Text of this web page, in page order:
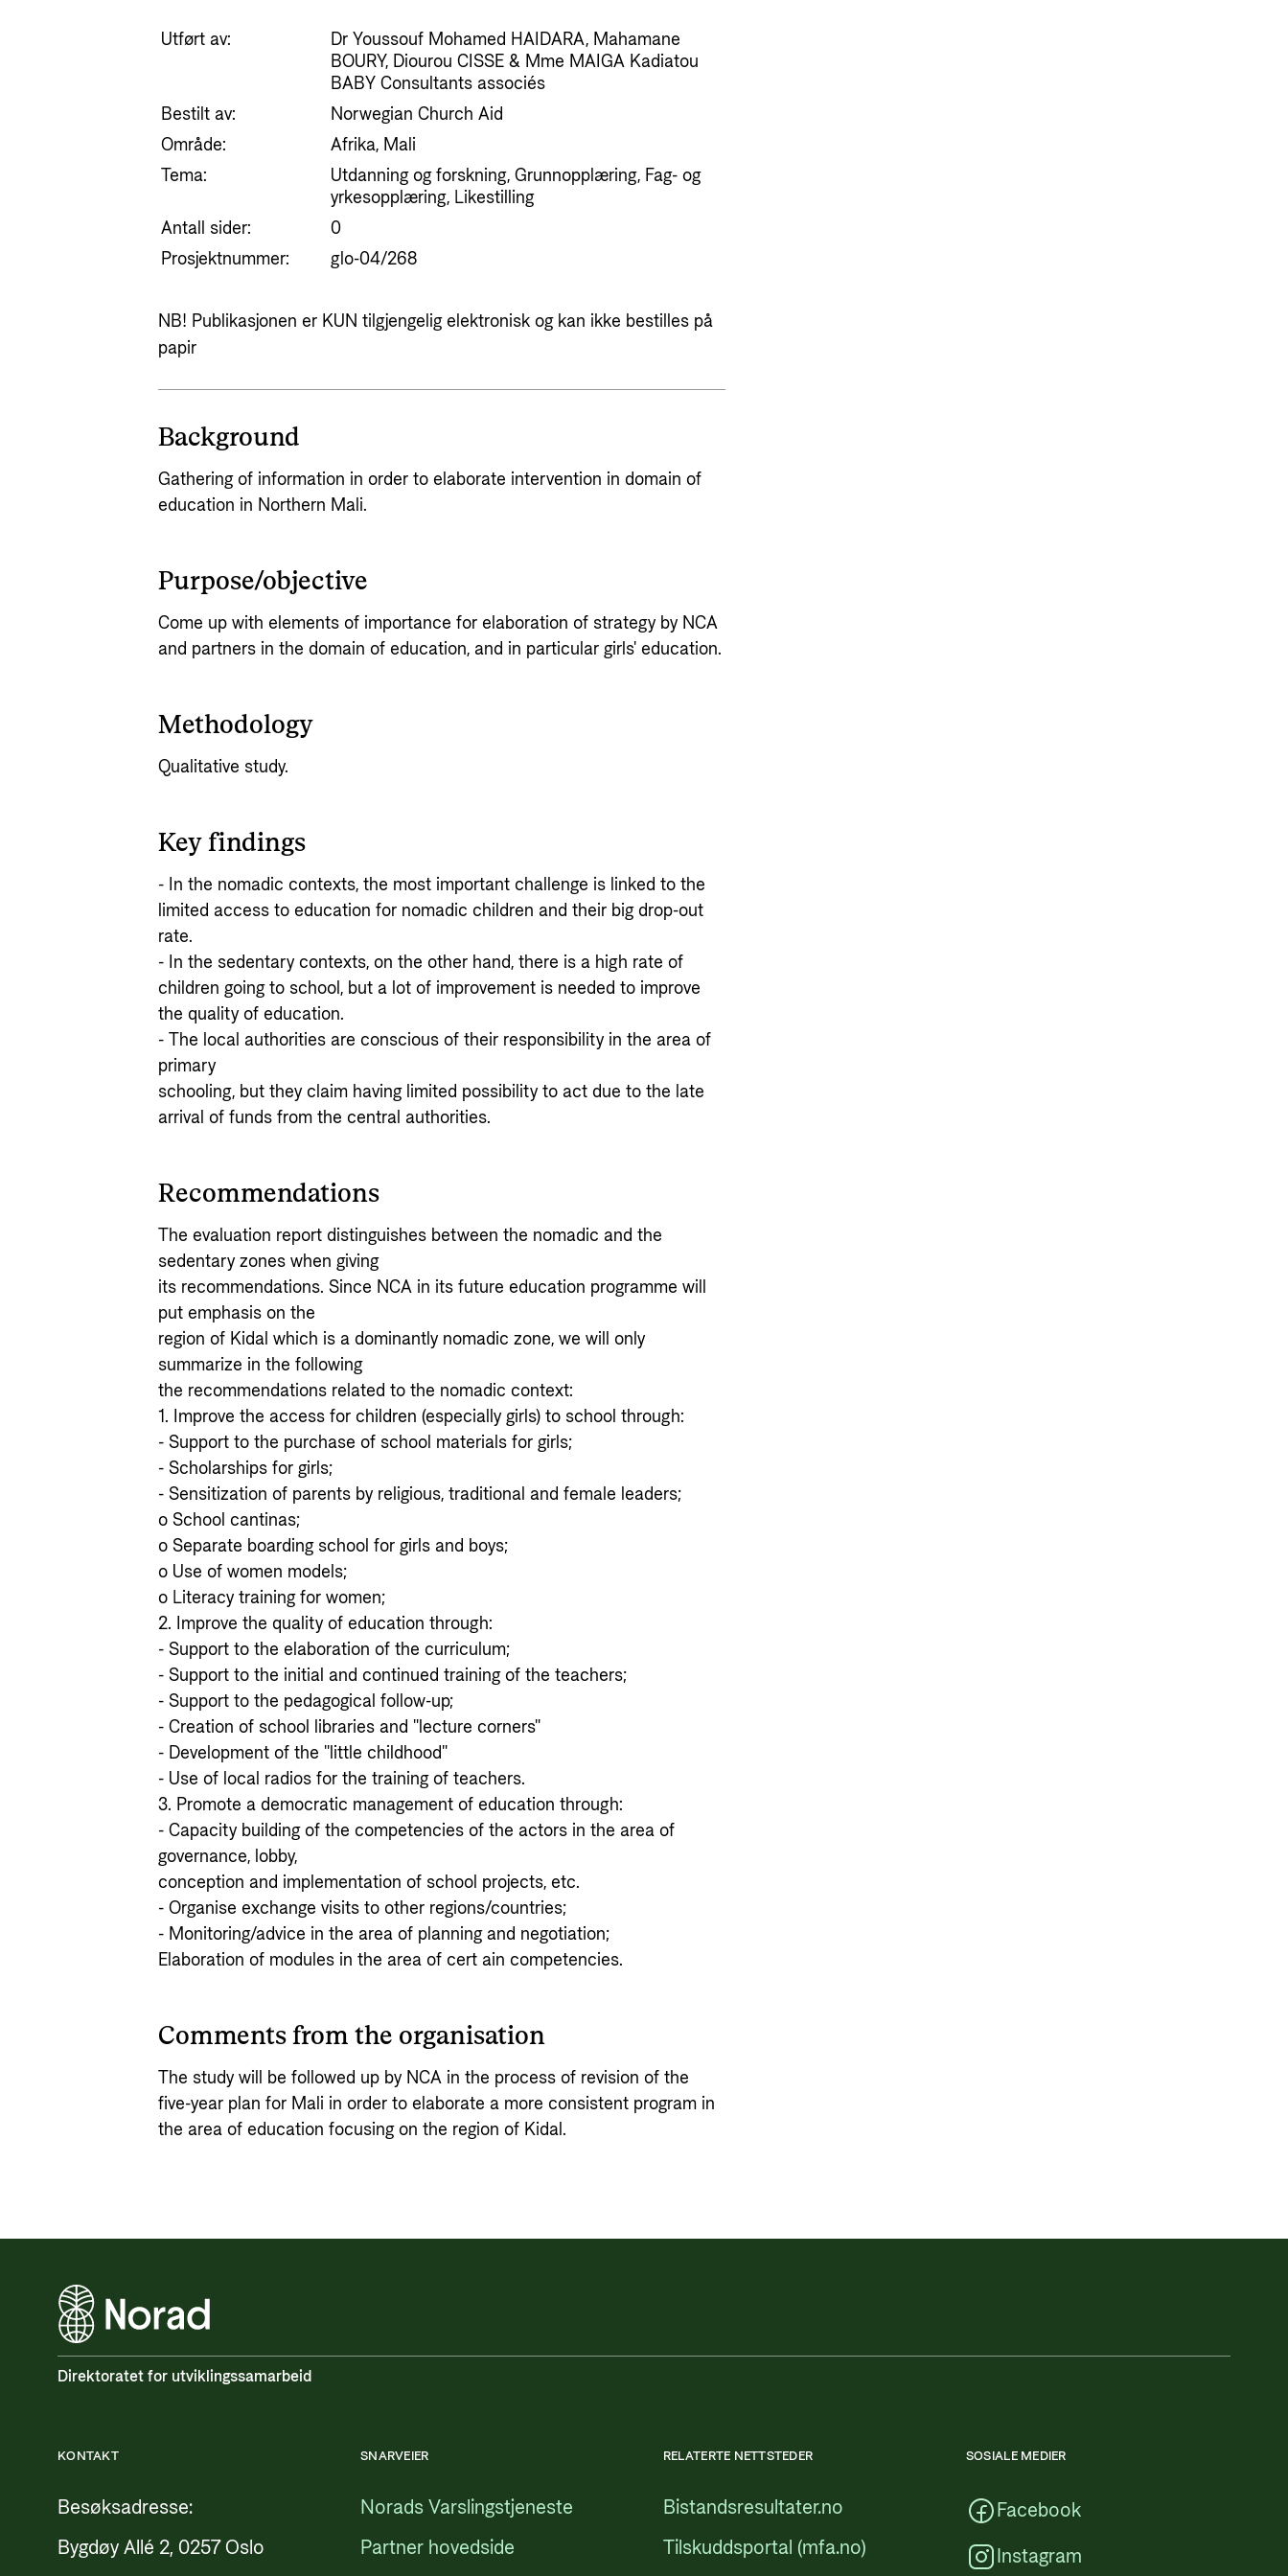
Utført av:
Dr Youssouf Mohamed HAIDARA, Mahamane
BOURY, Diourou CISSE & Mme MAIGA Kadiatou
BABY Consultants associés
Bestilt av:
Norwegian Church Aid
Område:
Afrika, Mali
Tema:
Utdanning og forskning, Grunnopplæring, Fag- og
yrkesopplæring, Likestilling
Antall sider:
0
Prosjektnummer:
glo-04/268
NB! Publikasjonen er KUN tilgjengelig elektronisk og kan ikke bestilles på
papir
Background
Gathering of information in order to elaborate intervention in domain of
education in Northern Mali.
Purpose/objective
Come up with elements of importance for elaboration of strategy by NCA
and partners in the domain of education, and in particular girls' education.
Methodology
Qualitative study.
Key findings
- In the nomadic contexts, the most important challenge is linked to the
limited access to education for nomadic children and their big drop-out
rate.
- In the sedentary contexts, on the other hand, there is a high rate of
children going to school, but a lot of improvement is needed to improve
the quality of education.
- The local authorities are conscious of their responsibility in the area of
primary
schooling, but they claim having limited possibility to act due to the late
arrival of funds from the central authorities.
Recommendations
The evaluation report distinguishes between the nomadic and the
sedentary zones when giving
its recommendations. Since NCA in its future education programme will
put emphasis on the
region of Kidal which is a dominantly nomadic zone, we will only
summarize in the following
the recommendations related to the nomadic context:
1. Improve the access for children (especially girls) to school through:
- Support to the purchase of school materials for girls;
- Scholarships for girls;
- Sensitization of parents by religious, traditional and female leaders;
o School cantinas;
o Separate boarding school for girls and boys;
o Use of women models;
o Literacy training for women;
2. Improve the quality of education through:
- Support to the elaboration of the curriculum;
- Support to the initial and continued training of the teachers;
- Support to the pedagogical follow-up;
- Creation of school libraries and "lecture corners"
- Development of the "little childhood"
- Use of local radios for the training of teachers.
3. Promote a democratic management of education through:
- Capacity building of the competencies of the actors in the area of
governance, lobby,
conception and implementation of school projects, etc.
- Organise exchange visits to other regions/countries;
- Monitoring/advice in the area of planning and negotiation;
Elaboration of modules in the area of cert ain competencies.
Comments from the organisation
The study will be followed up by NCA in the process of revision of the
five-year plan for Mali in order to elaborate a more consistent program in
the area of education focusing on the region of Kidal.
Direktoratet for utviklingssamarbeid
KONTAKT
Besøksadresse:
Bygdøy Allé 2, 0257 Oslo
SNARVEIER
Norads Varslingstjeneste
Partner hovedside
RELATERTE NETTSTEDER
Bistandsresultater.no
Tilskuddsportal (mfa.no)
SOSIALE MEDIER
Facebook
Instagram